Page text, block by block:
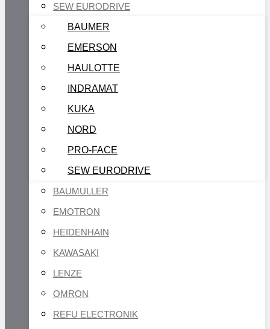
SEW EURODRIVE
BAUMER
EMERSON
HAULOTTE
INDRAMAT
KUKA
NORD
PRO-FACE
SEW EURODRIVE
BAUMULLER
EMOTRON
HEIDENHAIN
KAWASAKI
LENZE
OMRON
REFU ELECTRONIK